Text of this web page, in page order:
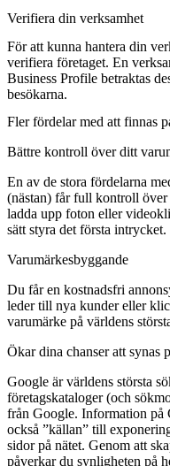
Verifiera din verksamhet
För att kunna hantera din
verifiera företaget. En
Business Profile betraktas
besökarna.
Fler fördelar med att finnas
Bättre kontroll över ditt
En av de stora fördelarna
(nästan) får full kontroll
ladda upp foton eller
sätt styra det första intrycket.
Varumärkesbyggande
Du får en kostnadsfri
leder till nya kunder eller
varumärke på världens
Ökar dina chanser att synas
Google är världens största
företagskataloger (och
från Google. Information på
också ”källan” till
sidor på nätet. Genom att
påverkar du synligheten på